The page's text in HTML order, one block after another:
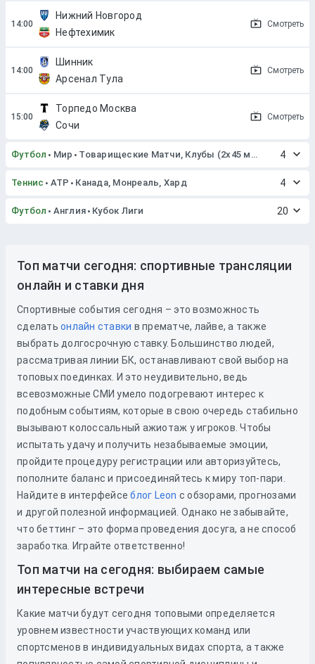
Нижний Новгород
Нефтехимик
Смотреть
Шинник
Арсенал Тула
Смотреть
Торпедо Москва
Сочи
Смотреть
Футбол Мир Товарищеские Матчи, Клубы (2x45 мин. или 2x40 мин.) 4
Теннис ATP Канада, Монреаль, Хард 4
Футбол Англия Кубок Лиги 20
Топ матчи сегодня: спортивные трансляции
онлайн и ставки дня
Спортивные события сегодня – это возможность
сделать онлайн ставки в прематче, лайве, а также
выбрать долгосрочную ставку. Большинство людей,
рассматривая линии БК, останавливают свой выбор на
топовых поединках. И это неудивительно, ведь
всевозможные СМИ умело подогревают интерес к
подобным событиям, которые в свою очередь стабильно
вызывают колоссальный ажиотаж у игроков. Чтобы
испытать удачу и получить незабываемые эмоции,
пройдите процедуру регистрации или авторизуйтесь,
пополните баланс и присоединяйтесь к миру топ-пари.
Найдите в интерфейсеблог Leon с обзорами, прогнозами
и другой полезной информацией. Однако не забывайте,
что беттинг – это форма проведения досуга, а не способ
заработка. Играйте ответственно!
Топ матчи на сегодня: выбираем самые
интересные встречи
Какие матчи будут сегодня топовыми определяется
уровнем известности участвующих команд или
спортсменов в индивидуальных видах спорта, а также